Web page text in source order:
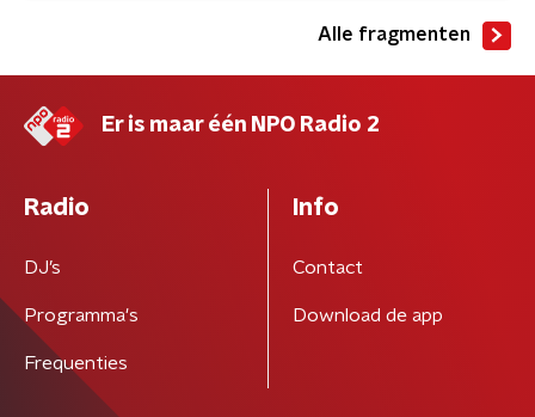
Alle fragmenten
Er is maar één NPO Radio 2
Radio
DJ’s
Programma's
Frequenties
Info
Contact
Download de app